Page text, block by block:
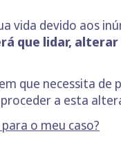
vida devido aos
que lidar,
em que necessita de
a esta
o meu caso?